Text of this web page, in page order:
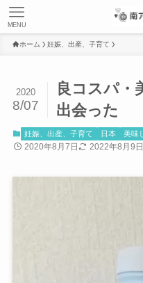
MENU
ホーム 妊娠、出産、子育て
良コスパ・
出会った
2020
8/07
妊娠、出産、子育て 日本 美味
2020年8月7日 2022年8月9日